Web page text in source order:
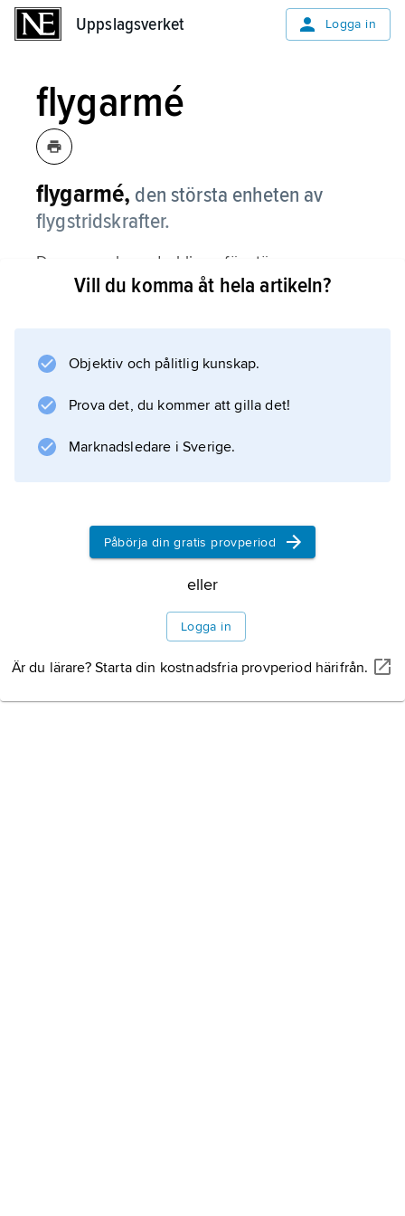
Uppslagsverket Logga in
flygarmé
flygarmé, den största enheten av
flygstridskrafter.
Den avses huvudsakligen för större
operationer och består normalt av förband ur
flygarmén som organisationsform numera
Vill du komma åt hela artikeln?
Objektiv och pålitlig kunskap.
Prova det, du kommer att gilla det!
Marknadsledare i Sverige.
Påbörja din gratis provperiod
eller
Logga in
Är du lärare? Starta din kostnadsfria provperiod härifrån.